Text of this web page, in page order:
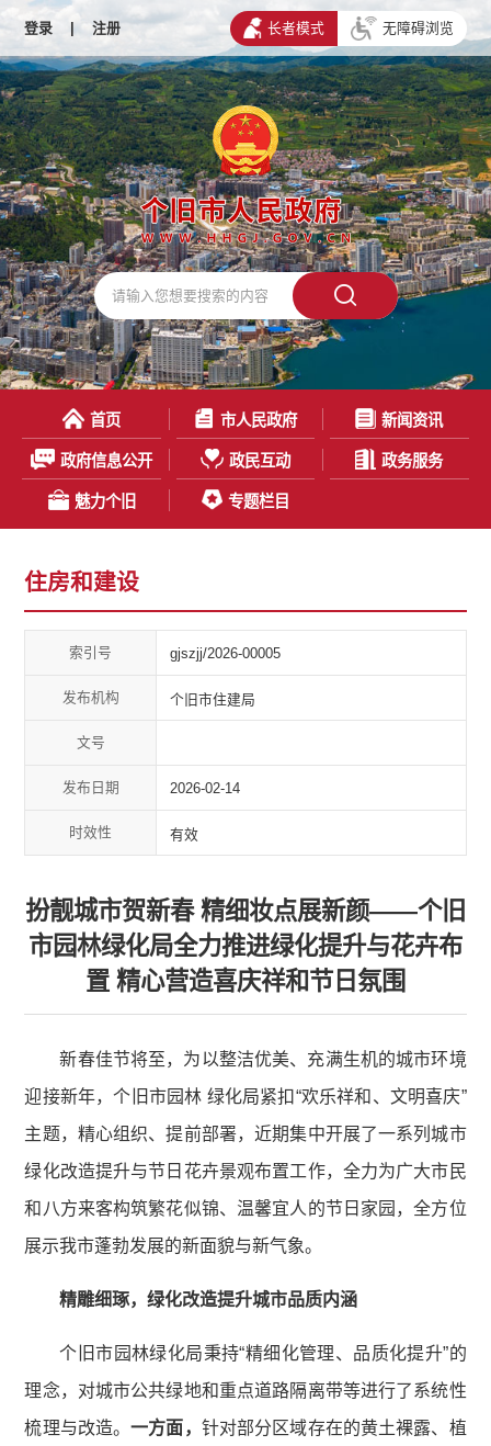
登录 | 注册 长者模式 无障碍浏览
首页 市人民政府 新闻资讯
政府信息公开 政民互动 政务服务
魅力个旧 专题栏目
住房和建设
索引号 gjszjj/2026-00005
发布机构 个旧市住建局
文号
发布日期 2026-02-14
时效性 有效
扮靓城市贺新春 精细妆点展新颜——个旧
市园林绿化局全力推进绿化提升与花卉布
置 精心营造喜庆祥和节日氛围
新春佳节将至，为以整洁优美、充满生机的城市环境
迎接新年，个旧市园林 绿化局紧扣“欢乐祥和、文明喜庆”
主题，精心组织、提前部署，近期集中开展了一系列城市
绿化改造提升与节日花卉景观布置工作，全力为广大市民
和八方来客构筑繁花似锦、温馨宜人的节日家园，全方位
展示我市蓬勃发展的新面貌与新气象。
精雕细琢，绿化改造提升城市品质内涵
个旧市园林绿化局秉持“精细化管理、品质化提升”的
理念，对城市公共绿地和重点道路隔离带等进行了系统性
梳理与改造。一方面， 针对部分区域存在的黄土裸露、植